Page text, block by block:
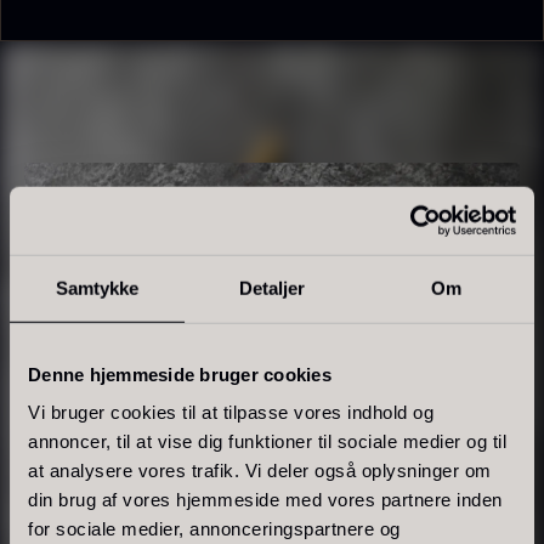
Samtykke Detaljer Om
Denne hjemmeside bruger cookies
Vi bruger cookies til at tilpasse vores indhold og
annoncer, til at vise dig funktioner til sociale medier og til
at analysere vores trafik. Vi deler også oplysninger om
din brug af vores hjemmeside med vores partnere inden
for sociale medier, annonceringspartnere og
Fra kr. Fra80,00 kr.
Foie gras de canard - Terrine
- Original
Fra 450,00 kr.
Sao Palme 75%
Fra 178,00 kr.
På lager